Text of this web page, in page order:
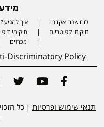
לוח שנה אקדמי איך להגיע?
מיקומי קפיטריות
מיקומי
מכרזים
Discriminatory Policy
תנאי שימוש ופרטיות | כל
Facebook
Youtube